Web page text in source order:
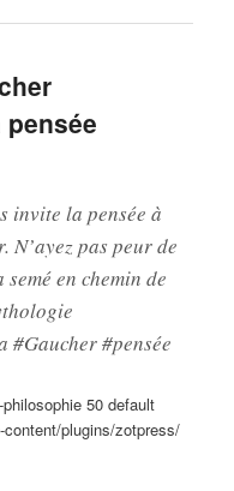
invite la pensée à
pas peur de
en chemin de
#Gaucher #pensée
50 default
plugins/zotpress/